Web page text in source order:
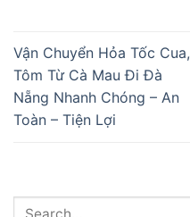
Vận Chuyển Hỏa Tốc Cua,
Tôm Từ Cà Mau Đi Đà
Nẵng Nhanh Chóng – An
Toàn – Tiện Lợi